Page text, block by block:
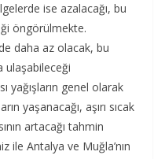
ise azalacağı, bu
öngörülmekte.
daha az olacak, bu
ulaşabileceği
yağışların genel olarak
yaşanacağı, aşırı sıcak
artacağı tahmin
ile Antalya ve Muğla’nın